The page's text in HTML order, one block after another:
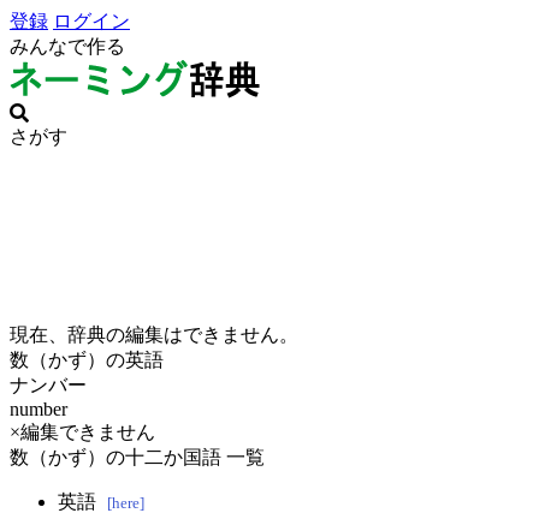
登録 ログイン
みんなで作る
さがす
現在、辞典の編集はできません。
数（かず）の英語
ナンバー
number
×編集できません
数（かず）の十二か国語 一覧
英語 [here]